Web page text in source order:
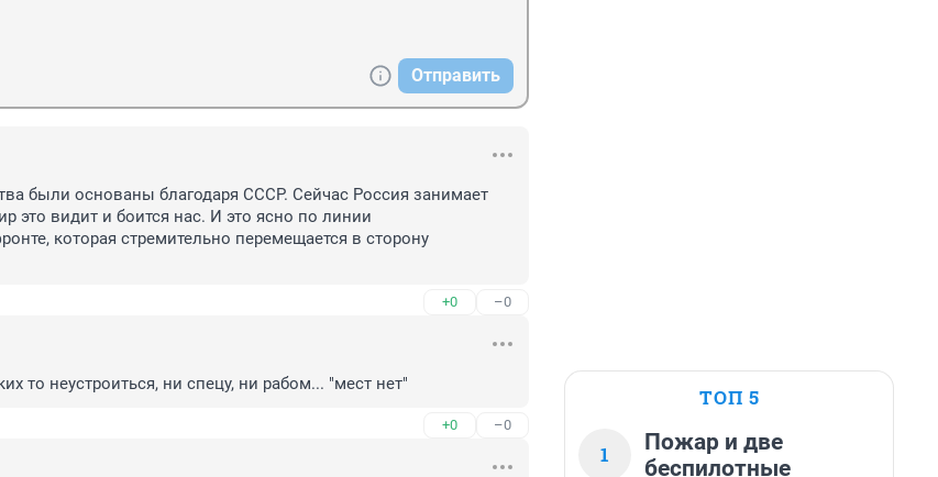
Отправить
были основаны благодаря СССР. Сейчас Россия занимает
это видит и боится нас. И это ясно по линии
которая стремительно перемещается в сторону
+0 –0
то неустроиться, ни спецу, ни рабом... "мест нет"
+0 –0
ТОП 5
1
Пожар и две
беспилотные